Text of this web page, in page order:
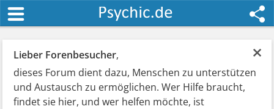
×
Lieber Forenbesucher,
dieses Forum dient dazu, Menschen zu unterstützen
und Austausch zu ermöglichen. Wer Hilfe braucht,
findet sie hier, und wer helfen möchte, ist